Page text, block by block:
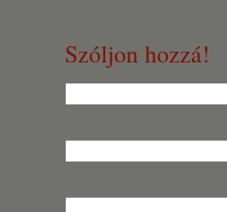
Szóljon hozzá!